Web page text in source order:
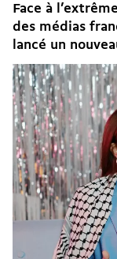
Face à
des médias
lancé un